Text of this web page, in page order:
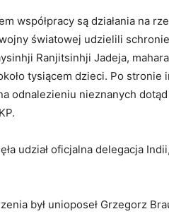
współpracy są działania na
światowej udzielili
Ranjitsinhji Jadeja,
tysiącem dzieci. Po
odnalezieniu nieznanych
udział oficjalna delegacja
był unioposeł Grzegorz